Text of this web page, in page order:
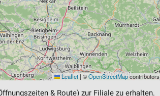
Leaflet | ©OpenStreetMapcontributors
& Route) zur Filiale zu erhalten.